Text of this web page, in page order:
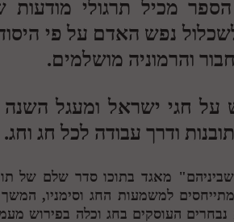
מכיל תרגולי מודעות
נפש האדם על פי
והרמוניה מושלמים.
חגי ישראל ומעגל השנה
ודרך עבודה לכל חג וחג.
מאגד בתוכו סדר שלם של
למשמעות החג וסימניו, המשך
העוסקים בחג וכלה בפירוש